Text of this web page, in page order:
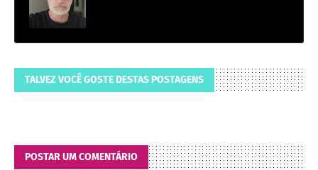
TALVEZ VOCÊ GOSTE DESTAS POSTAGENS
POSTAR UM COMENTÁRIO